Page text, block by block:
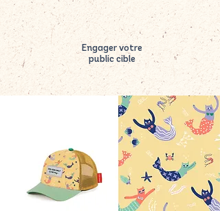
Engager votre
public cible​